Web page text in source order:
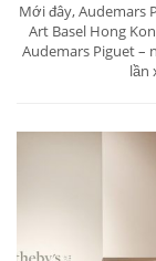
Mới đây, Audemars
Art Basel Hong
Audemars Piguet –
lần